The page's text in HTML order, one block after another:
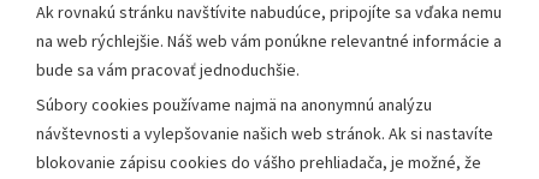
Ak rovnakú stránku navštívite nabudúce, pripojíte sa vďaka nemu
na web rýchlejšie. Náš web vám ponúkne relevantné informácie a
bude sa vám pracovať jednoduchšie.
Súbory cookies používame najmä na anonymnú analýzu
návštevnosti a vylepšovanie našich web stránok. Ak si nastavíte
blokovanie zápisu cookies do vášho prehliadača, je možné, že